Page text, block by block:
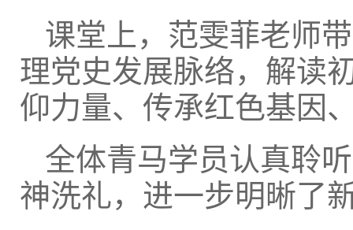
课堂上，范雯菲老师
理党史发展脉络，解读
仰力量、传承红色基因
全体青马学员认真聆
神洗礼，进一步明晰了